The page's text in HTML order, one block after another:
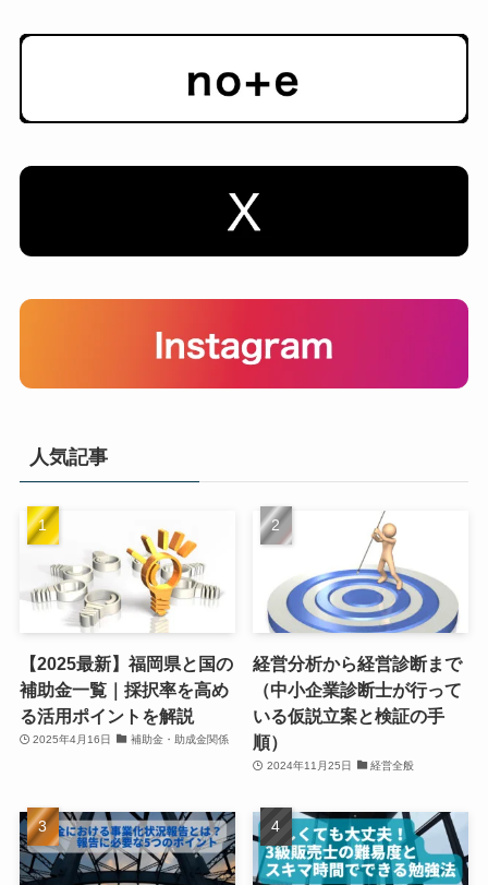
人気記事
【2025最新】福岡県と国の
補助金一覧｜採択率を高め
る活用ポイントを解説
2025年4月16日 補助金・助成金関係
経営分析から経営診断まで
（中小企業診断士が行って
いる仮説立案と検証の手
順）
2024年11月25日 経営全般